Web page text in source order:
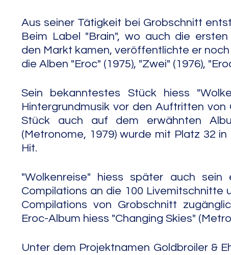
Aus seiner Tätigkeit bei Grobschnitt
Beim Label "Brain", wo auch die
den Markt kamen, veröffentlichte er
die Alben "Eroc" (1975), "Zwei" (1976),
Sein bekanntestes Stück hiess
Hintergrundmusik vor den Auftritten
Stück auch auf dem erwähnten
(Metronome, 1979) wurde mit Platz 32
Hit.
"Wolkenreise" hiess später auch
Compilations an die 100 Livemitschnitte
Compilations von Grobschnitt
Eroc-Album hiess "Changing Skies"
Unter dem Projektnamen Goldbroiler &